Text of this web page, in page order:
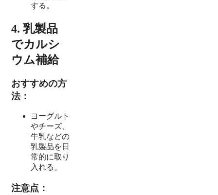
する。
4. 乳製品
でカルシ
ウム補給
おすすめの方
法：
ヨーグルト
やチーズ、
牛乳などの
乳製品を日
常的に取り
入れる。
注意点：